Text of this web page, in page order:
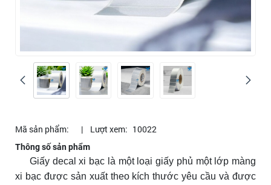
Mã sản phẩm: | Lượt xem: 10022
Thông số sản phẩm
Giấy decal xi bạc là một loại giấy phủ một lớp màng
xi bạc được sản xuất theo kích thước yêu cầu và được